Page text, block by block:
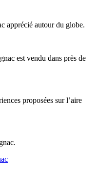
apprécié autour du globe.
est vendu dans près de
proposées sur l’aire